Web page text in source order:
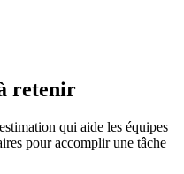
retenir
qui aide les équipes
pour accomplir une tâche